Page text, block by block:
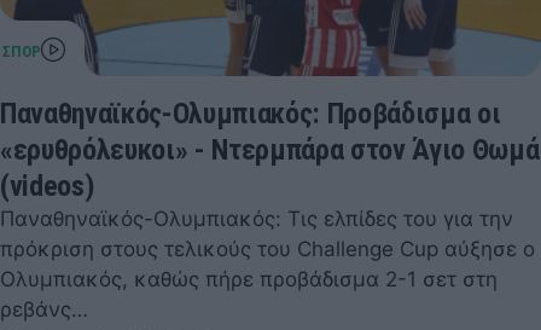
Παναθηναϊκός-Ολυμπιακός: Προβάδισμα οι
«ερυθρόλευκοι» - Ντερμπάρα στον Άγιο Θωμά
(videos)
Παναθηναϊκός-Ολυμπιακός: Τις ελπίδες του για την
πρόκριση στους τελικούς του Challenge Cup αύξησε ο
Ολυμπιακός, καθώς πήρε προβάδισμα 2-1 σετ στη
ρεβάνς…